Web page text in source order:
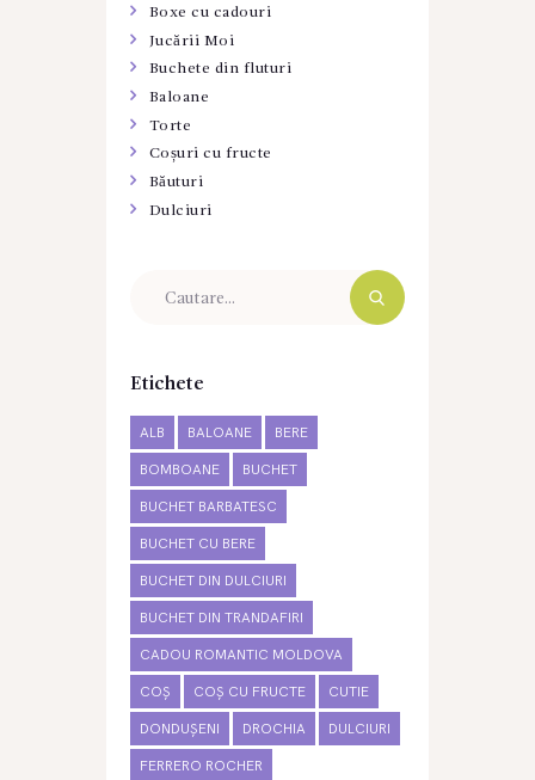
Boxe cu cadouri
Jucării Moi
Buchete din fluturi
Baloane
Torte
Coșuri cu fructe
Băuturi
Dulciuri
Etichete
ALB BALOANE BERE
BOMBOANE BUCHET
BUCHET BARBATESC
BUCHET CU BERE
BUCHET DIN DULCIURI
BUCHET DIN TRANDAFIRI
CADOU ROMANTIC MOLDOVA
COȘ COȘ CU FRUCTE CUTIE
DONDUȘENI DROCHIA DULCIURI
FERRERO ROCHER